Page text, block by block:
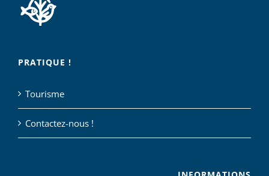
PRATIQUE !
Tourisme
Contactez-nous !